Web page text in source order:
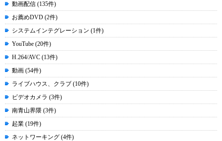
動画配信 (135件)
お薦めDVD (2件)
システムインテグレーション (1件)
YouTube (20件)
H.264/AVC (13件)
動画 (54件)
ライブハウス、クラブ (10件)
ビデオカメラ (3件)
南青山界隈 (3件)
起業 (19件)
ネットワーキング (4件)